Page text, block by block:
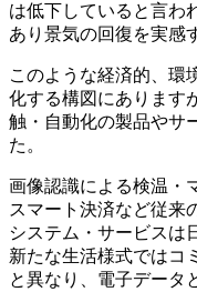
は低下していると言わ
あり景気の回復を実感
このような経済的、環
化する構図にあります
触・自動化の製品やサ
た。
画像認識による検温・
スマート決済など従来
システム・サービスは
新たな生活様式ではコ
と異なり、電子データ